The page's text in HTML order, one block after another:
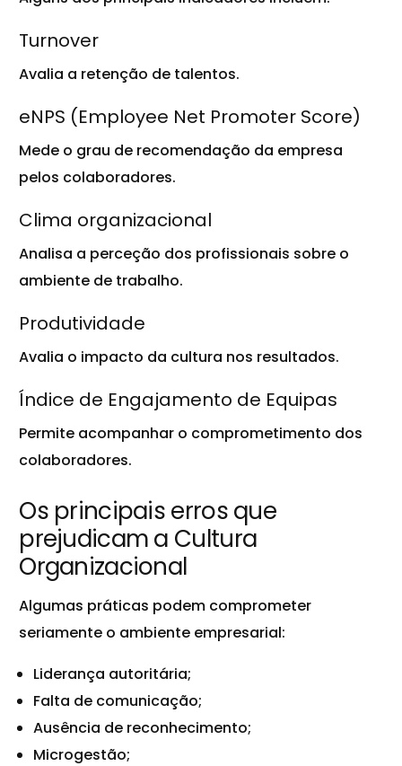
Turnover
Avalia a retenção de talentos.
eNPS (Employee Net Promoter Score)
Mede o grau de recomendação da empresa
pelos colaboradores.
Clima organizacional
Analisa a perceção dos profissionais sobre o
ambiente de trabalho.
Produtividade
Avalia o impacto da cultura nos resultados.
Índice de Engajamento de Equipas
Permite acompanhar o comprometimento dos
colaboradores.
Os principais erros que
prejudicam a Cultura
Organizacional
Algumas práticas podem comprometer
seriamente o ambiente empresarial:
Liderança autoritária;
Falta de comunicação;
Ausência de reconhecimento;
Microgestão;